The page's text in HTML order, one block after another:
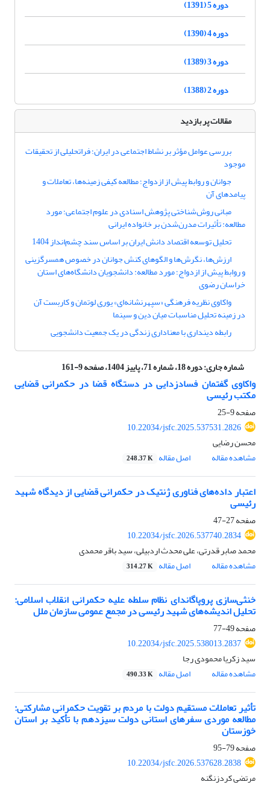
دوره 5 (1391)
دوره 4 (1390)
دوره 3 (1389)
دوره 2 (1388)
مقالات پر بازدید
بررسی عوامل مؤثر بر نشاط اجتماعی در ایران؛ فراتحلیلی از تحقیقات
موجود
جوانان و روابط پیش از ازدواج؛ مطالعه کیفی زمینه‌ها، تعاملات و
پیامد‌های آن
مبانی روش‌شناختی پژوهش اسنادی در علوم اجتماعی؛ مورد
مطالعه: تأثیرات مدرن‌شدن بر خانواده ایرانی
تحلیل توسعه اقتصاد دانش ایران بر اساس سند چشم‌انداز 1404
ارزش‌ها، نگرش‌ها و الگوهای کنش جوانان در خصوص همسرگزینی
و روابط پیش از ازدواج؛ مورد مطالعه: دانشجویان دانشگاه‌های استان
خراسان رضوی
واکاوی نظریه فرهنگی «سپهرنشانه‌ای» یوری لوتمان و کاربست آن
در زمینه تحلیل مناسبات میان دین و سینما
رابطه دینداری با معناداری زندگی در یک جمعیت دانشجویی
شماره جاری:دوره 18، شماره 71، پاییز 1404، صفحه 9-161
واکاوی گفتمان فسادزدایی در دستگاه قضا در حکمرانی قضایی
مکتب رئیسی
صفحه9-25
10.22034/jsfc.2025.537531.2826
محسن رضایی
مشاهده مقاله
اصل مقاله 248.37 K
اعتبار داده‌های فناوری ژنتیک در حکمرانی قضایی از دیدگاه شهید
رئیسی
صفحه27-47
10.22034/jsfc.2026.537740.2834
محمد صابر قدرتی، علی محدث اردبیلی، سید باقر محمدی
مشاهده مقاله
اصل مقاله 314.27 K
خنثی‌سازی پروپاگاندای نظام سلطه علیه حکمرانی انقلاب اسلامی:
تحلیل اندیشه‌های شهید رئیسی در مجمع عمومی سازمان ملل
صفحه49-77
10.22034/jsfc.2025.538013.2837
سید زکریا محمودی رجا
مشاهده مقاله
اصل مقاله 490.33 K
تأثیر تعاملات مستقیم دولت با مردم بر تقویت حکمرانی مشارکتی:
مطالعه موردی سفرهای استانی دولت سیزدهم با تأکید بر استان
خوزستان
صفحه79-95
10.22034/jsfc.2026.537628.2838
مرتضی کردزنگنه